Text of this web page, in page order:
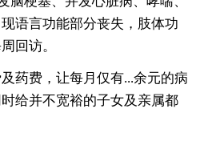
语言功能部分丧失，肢体功
回访。
费，让每月仅有...余元的病
给并不宽裕的子女及亲属都